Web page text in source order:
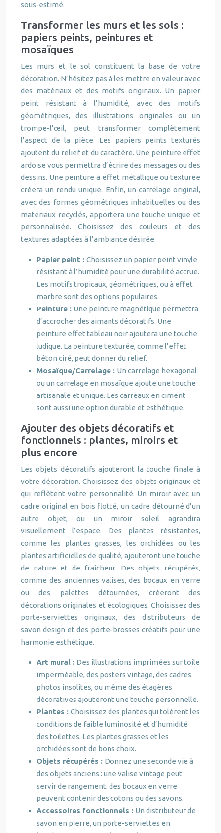
sous-estimé.
Transformer les murs et les sols :
papiers peints, peintures et
mosaïques
Les murs et le sol constituent la base de votre
décoration. N’hésitez pas à les mettre en valeur avec
des matériaux et des motifs originaux. Un papier
peint résistant à l’humidité, avec des motifs
géométriques, des illustrations originales ou un
trompe-l’œil, peut transformer complètement
l’aspect de la pièce. Les papiers peints texturés
ajoutent du relief et du caractère. Une peinture effet
ardoise vous permettra d’écrire des messages ou des
dessins. Une peinture à effet métallique ou texturée
créera un rendu unique. Enfin, un carrelage original,
avec des formes géométriques inhabituelles ou des
matériaux recyclés, apportera une touche unique et
personnalisée. Choisissez des couleurs et des
textures adaptées à l’ambiance désirée.
Papier peint : Choisissez un papier peint vinyle
résistant à l’humidité pour une durabilité accrue.
Les motifs tropicaux, géométriques, ou à effet
marbre sont des options populaires.
Peinture : Une peinture magnétique permettra
d’accrocher des aimants décoratifs. Une
peinture effet tableau noir ajoutera une touche
ludique. La peinture texturée, comme l’effet
béton ciré, peut donner du relief.
Mosaïque/Carrelage : Un carrelage hexagonal
ou un carrelage en mosaïque ajoute une touche
artisanale et unique. Les carreaux en ciment
sont aussi une option durable et esthétique.
Ajouter des objets décoratifs et
fonctionnels : plantes, miroirs et
plus encore
Les objets décoratifs ajouteront la touche finale à
votre décoration. Choisissez des objets originaux et
qui reflètent votre personnalité. Un miroir avec un
cadre original en bois flotté, un cadre détourné d’un
autre objet, ou un miroir soleil agrandira
visuellement l’espace. Des plantes résistantes,
comme les plantes grasses, les orchidées ou les
plantes artificielles de qualité, ajouteront une touche
de nature et de fraîcheur. Des objets récupérés,
comme des anciennes valises, des bocaux en verre
ou des palettes détournées, créeront des
décorations originales et écologiques. Choisissez des
porte-serviettes originaux, des distributeurs de
savon design et des porte-brosses créatifs pour une
harmonie esthétique.
Art mural : Des illustrations imprimées sur toile
imperméable, des posters vintage, des cadres
photos insolites, ou même des étagères
décoratives ajouteront une touche personnelle.
Plantes : Choisissez des plantes qui tolèrent les
conditions de faible luminosité et d’humidité
des toilettes. Les plantes grasses et les
orchidées sont de bons choix.
Objets récupérés : Donnez une seconde vie à
des objets anciens : une valise vintage peut
servir de rangement, des bocaux en verre
peuvent contenir des cotons ou des savons.
Accessoires fonctionnels : Un distributeur de
savon en pierre, un porte-serviettes en